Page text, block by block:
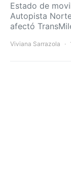
Estado de
Autopista
afectó
Viviana Sarrazola